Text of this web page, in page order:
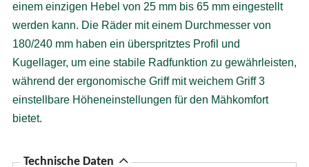
einem einzigen Hebel von 25 mm bis 65 mm eingestellt
werden kann. Die Räder mit einem Durchmesser von
180/240 mm haben ein überspritztes Profil und
Kugellager, um eine stabile Radfunktion zu gewährleisten,
während der ergonomische Griff mit weichem Griff 3
einstellbare Höheneinstellungen für den Mähkomfort
bietet.
A
Technische Daten